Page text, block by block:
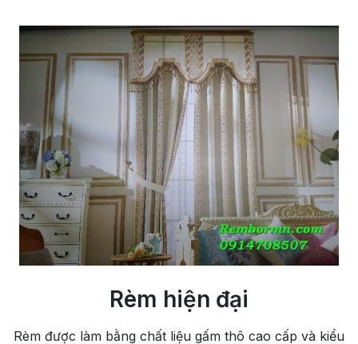
Rèm hiện đại
Rèm được làm bằng chất liệu gấm thô cao cấp và kiểu